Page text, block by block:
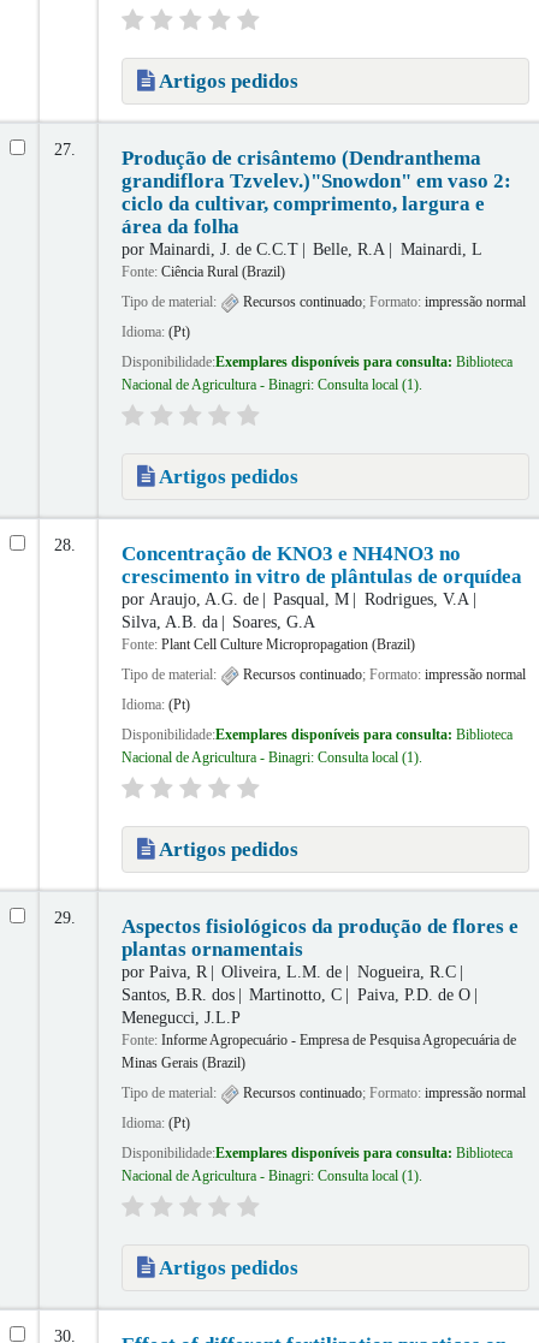
Artigos pedidos
27.
Produção de crisântemo (Dendranthema
grandiflora Tzvelev.)"Snowdon" em vaso 2:
ciclo da cultivar, comprimento, largura e
área da folha
por Mainardi, J. de C.C.T Belle, R.A Mainardi, L
Fonte: Ciência Rural (Brazil)
Tipo de material:
Recursos continuado; Formato: impressão normal
Idioma: (Pt)
Disponibilidade:Exemplares disponíveis para consulta: Biblioteca
Nacional de Agricultura - Binagri: Consulta local (1).
Artigos pedidos
28.
Concentração de KNO3 e NH4NO3 no
crescimento in vitro de plântulas de orquídea
por Araujo, A.G. de Pasqual, M
Rodrigues, V.A
Silva, A.B. da
Soares, G.A
Fonte: Plant Cell Culture Micropropagation (Brazil)
Tipo de material:
Recursos continuado; Formato: impressão normal
Idioma: (Pt)
Disponibilidade:Exemplares disponíveis para consulta: Biblioteca
Nacional de Agricultura - Binagri: Consulta local (1).
Artigos pedidos
29.
Aspectos fisiológicos da produção de flores e
plantas ornamentais
por Paiva, R Oliveira, L.M. de
Nogueira, R.C
Santos, B.R. dos
Martinotto, C
Paiva, P.D. de O
Menegucci, J.L.P
Fonte: Informe Agropecuário - Empresa de Pesquisa Agropecuária de
Minas Gerais (Brazil)
Tipo de material:
Recursos continuado; Formato: impressão normal
Idioma: (Pt)
Disponibilidade:Exemplares disponíveis para consulta: Biblioteca
Nacional de Agricultura - Binagri: Consulta local (1).
Artigos pedidos
30.